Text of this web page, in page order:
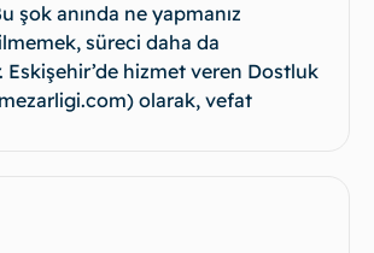
şok anında ne yapmanız
süreci daha da
Eskişehir’de hizmet veren Dostluk
olarak, vefat